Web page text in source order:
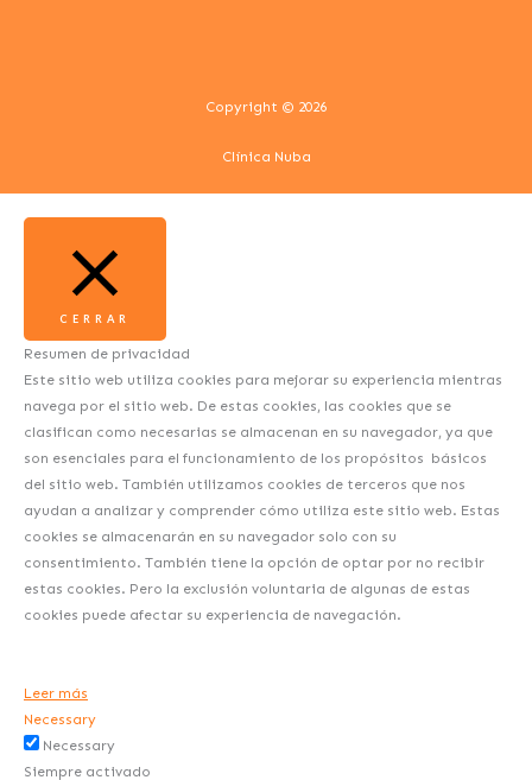
Copyright © 2026
Clínica Nuba
CERRAR
Resumen de privacidad
Este sitio web utiliza cookies para mejorar su experiencia mientras
navega por el sitio web. De estas cookies, las cookies que se
clasifican como necesarias se almacenan en su navegador, ya que
son esenciales para el funcionamiento de los propósitos básicos
del sitio web. También utilizamos cookies de terceros que nos
ayudan a analizar y comprender cómo utiliza este sitio web. Estas
cookies se almacenarán en su navegador solo con su
consentimiento. También tiene la opción de optar por no recibir
estas cookies. Pero la exclusión voluntaria de algunas de estas
cookies puede afectar su experiencia de navegación.
Leer más
Necessary
Necessary
Siempre activado